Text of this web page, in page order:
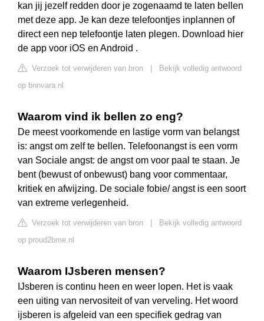
kan jij jezelf redden door je zogenaamd te laten bellen
met deze app. Je kan deze telefoontjes inplannen of
direct een nep telefoontje laten plegen. Download hier
de app voor iOS en Android .
Verzoek tot verwijderen van bron
Bekijk volledig antwoord
op bnnvara.nl
Waarom vind ik bellen zo eng?
De meest voorkomende en lastige vorm van belangst
is: angst om zelf te bellen. Telefoonangst is een vorm
van Sociale angst: de angst om voor paal te staan. Je
bent (bewust of onbewust) bang voor commentaar,
kritiek en afwijzing. De sociale fobie/ angst is een soort
van extreme verlegenheid.
Verzoek tot verwijderen van bron
Bekijk volledig antwoord
op proud2bme.nl
Waarom IJsberen mensen?
IJsberen is continu heen en weer lopen. Het is vaak
een uiting van nervositeit of van verveling. Het woord
ijsberen is afgeleid van een specifiek gedrag van